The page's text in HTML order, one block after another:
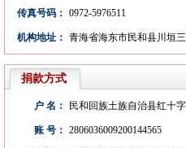
传真号码： 0972-5976511
机构地址： 青海省海东市民和县川垣
捐款方式
户 名： 民和回族土族自治县红十
账 号： 2806036009200144565